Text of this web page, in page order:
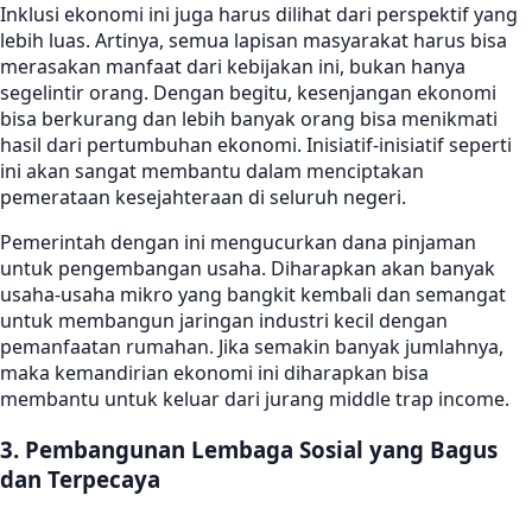
Inklusi ekonomi ini juga harus dilihat dari perspektif yang
lebih luas. Artinya, semua lapisan masyarakat harus bisa
merasakan manfaat dari kebijakan ini, bukan hanya
segelintir orang. Dengan begitu, kesenjangan ekonomi
bisa berkurang dan lebih banyak orang bisa menikmati
hasil dari pertumbuhan ekonomi. Inisiatif-inisiatif seperti
ini akan sangat membantu dalam menciptakan
pemerataan kesejahteraan di seluruh negeri.
Pemerintah dengan ini mengucurkan dana pinjaman
untuk pengembangan usaha. Diharapkan akan banyak
usaha-usaha mikro yang bangkit kembali dan semangat
untuk membangun jaringan industri kecil dengan
pemanfaatan rumahan. Jika semakin banyak jumlahnya,
maka kemandirian ekonomi ini diharapkan bisa
membantu untuk keluar dari jurang middle trap income.
3. Pembangunan Lembaga Sosial yang Bagus
dan Terpecaya